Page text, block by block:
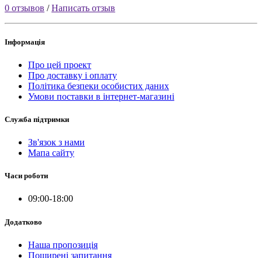
0 отзывов /Написать отзыв
Інформація
Про цей проект
Про доставку і оплату
Політика безпеки особистих даних
Умови поставки в інтернет-магазині
Служба підтримки
Зв'язок з нами
Мапа сайту
Часи роботи
09:00-18:00
Додатково
Наша пропозиція
Поширені запитання